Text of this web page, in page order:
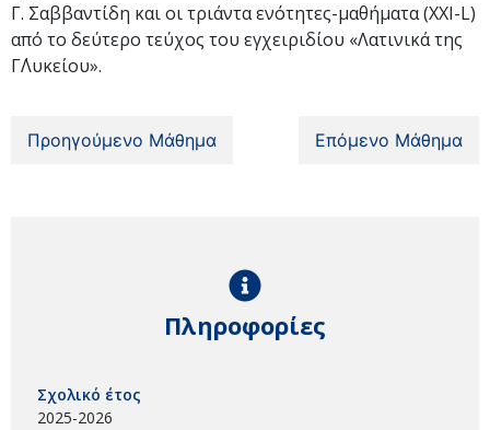
Γ. Σαββαντίδη και οι τριάντα ενότητες-μαθήματα (XXI-L)
από το δεύτερο τεύχος του εγχειριδίου «Λατινικά της
Γ΄Λυκείου».
Προηγούμενο Μάθημα Επόμενο Μάθημα
Πληροφορίες
Σχολικό έτος
2025-2026